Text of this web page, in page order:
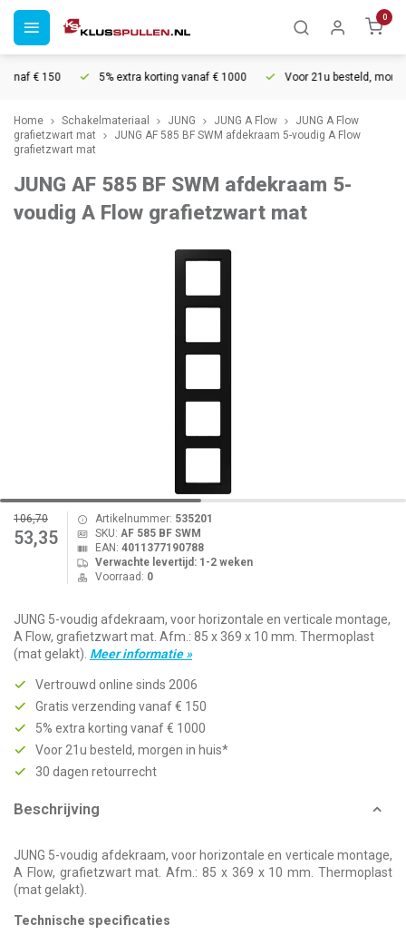
0
€ 150 5% extra korting vanaf € 1000 Voor 21u besteld, morgen
Home Schakelmateriaal JUNG JUNG A Flow
JUNG A Flow
grafietzwart mat
JUNG AF 585 BF SWM afdekraam 5-voudig A Flow
grafietzwart mat
JUNG AF 585 BF SWM afdekraam 5-
voudig A Flow grafietzwart mat
106,70
53,35
Artikelnummer: 535201
SKU: AF 585 BF SWM
EAN: 4011377190788
Verwachte levertijd: 1-2 weken
Voorraad: 0
JUNG 5-voudig afdekraam, voor horizontale en verticale montage,
A Flow, grafietzwart mat. Afm.: 85 x 369 x 10 mm. Thermoplast
(mat gelakt). Meer informatie »
Vertrouwd online sinds 2006
Gratis verzending vanaf € 150
5% extra korting vanaf € 1000
Voor 21u besteld, morgen in huis*
30 dagen retourrecht
Beschrijving
JUNG 5-voudig afdekraam, voor horizontale en verticale montage,
A Flow, grafietzwart mat. Afm.: 85 x 369 x 10 mm. Thermoplast
(mat gelakt).
Technische specificaties